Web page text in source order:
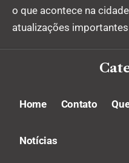
o que acontece na
atualizações
Home Contato
Notícias